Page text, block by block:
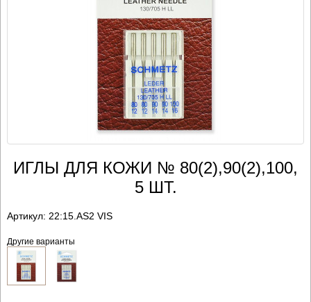
ИГЛЫ ДЛЯ КОЖИ № 80(2),90(2),100,
5 ШТ.
Артикул: 22:15.AS2 VIS
Другие варианты